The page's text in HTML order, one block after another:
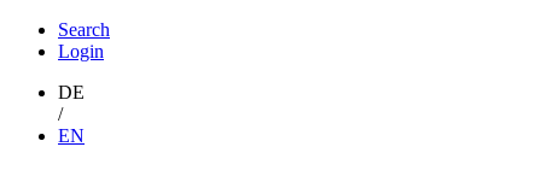
Search
Login
DE
/
EN